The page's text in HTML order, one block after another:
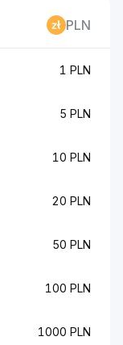
PLN
1 PLN
5 PLN
10 PLN
20 PLN
50 PLN
100 PLN
1000 PLN